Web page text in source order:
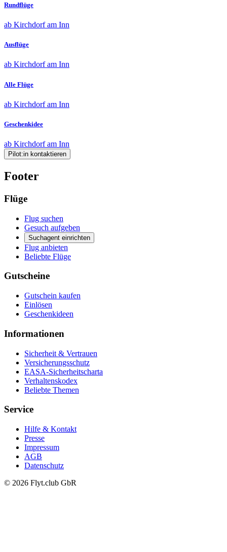
Rundflüge
ab Kirchdorf am Inn
Ausflüge
ab Kirchdorf am Inn
Alle Flüge
ab Kirchdorf am Inn
Geschenkidee
ab Kirchdorf am Inn
Pilot:in kontaktieren
Footer
Flüge
Flug suchen
Gesuch aufgeben
Suchagent einrichten
Flug anbieten
Beliebte Flüge
Gutscheine
Gutschein kaufen
Einlösen
Geschenkideen
Informationen
Sicherheit & Vertrauen
Versicherungsschutz
EASA-Sicherheitscharta
Verhaltenskodex
Beliebte Themen
Service
Hilfe & Kontakt
Presse
Impressum
AGB
Datenschutz
© 2026 Flyt.club GbR